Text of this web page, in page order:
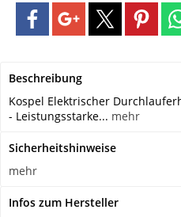
Beschreibung
Kospel Elektrischer
- Leistungsstarke... mehr
Sicherheitshinweise
mehr
Infos zum Hersteller